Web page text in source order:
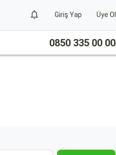
Giriş Yap Üye Ol
0850 335 00 00